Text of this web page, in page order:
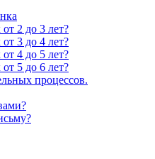
2 до 3 лет?
3 до 4 лет?
4 до 5 лет?
5 до 6 лет?
процессов.